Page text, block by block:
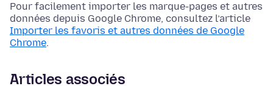
Pour facilement importer les marque-pages et autres
données depuis Google Chrome, consultez l’article
Importer les favoris et autres données de Google
Chrome.
Articles associés